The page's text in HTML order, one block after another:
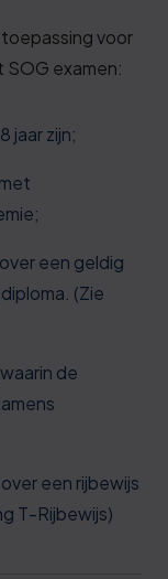
voor
examen:
jaar zijn;
een geldig
(Zie
de
een rijbewijs
T-Rijbewijs)